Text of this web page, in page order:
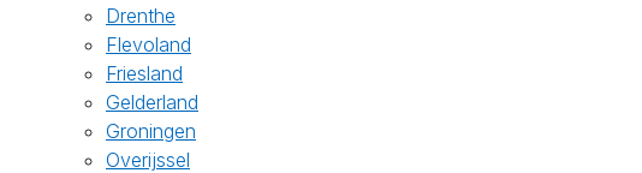
Drenthe
Flevoland
Friesland
Gelderland
Groningen
Overijssel